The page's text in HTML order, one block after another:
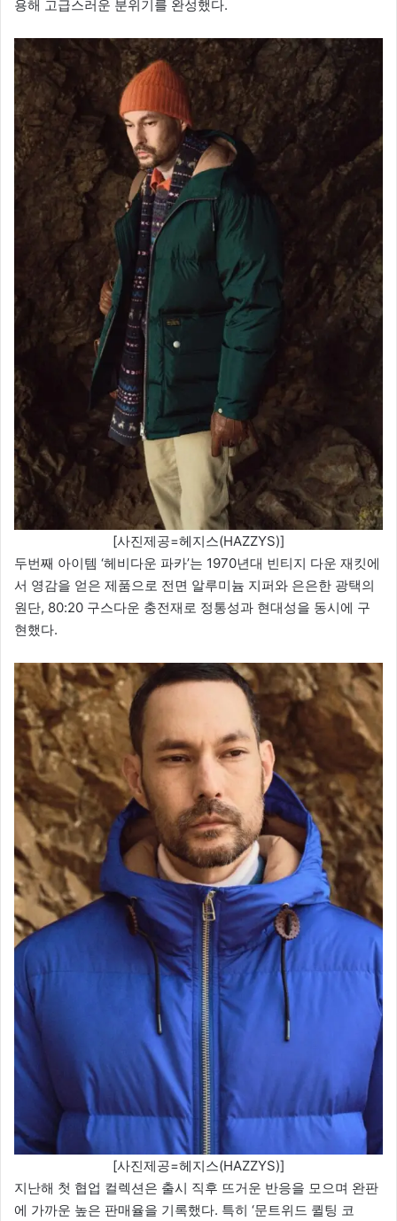
용해 고급스러운 분위기를 완성했다.
[사진제공=헤지스(HAZZYS)]
두번째 아이템 ‘헤비다운 파카’는 1970년대 빈티지 다운 재킷에
서 영감을 얻은 제품으로 전면 알루미늄 지퍼와 은은한 광택의
원단, 80:20 구스다운 충전재로 정통성과 현대성을 동시에 구
현했다.
[사진제공=헤지스(HAZZYS)]
지난해 첫 협업 컬렉션은 출시 직후 뜨거운 반응을 모으며 완판
에 가까운 높은 판매율을 기록했다. 특히 ‘문트위드 퀼팅 코